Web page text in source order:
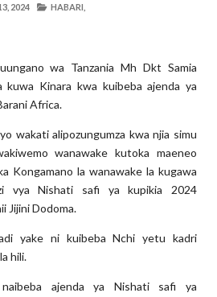
MFUMO WA M+2 WAIMARISHA
OSCAR ASSENGA
OSCAR ASSENGA-Aug 07 2026
2024 HABARI,
wa Tanzania Mh Dkt Samia
kuwa Kinara kwa kuibeba ajenda ya
Africa.
wakati alipozungumza kwa njia simu
wanawake kutoka maeneo
Kongamano la wanawake la kugawa
vya Nishati safi ya kupikia 2024
Jijini Dodoma.
yake ni kuibeba Nchi yetu kadri
hili.
ajenda ya Nishati safi ya